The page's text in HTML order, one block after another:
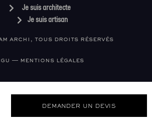
Je suis architecte
Je suis artisan
archi, tous droits réservés
— mentions légales
DEMANDER UN DEVIS